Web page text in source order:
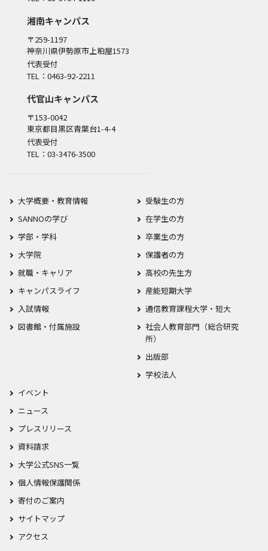
湘南キャンパス
〒259-1197
神奈川県伊勢原市上粕屋1573
代表受付
TEL：0463-92-2211
代官山キャンパス
〒153-0042
東京都目黒区青葉台1-4-4
代表受付
TEL：03-3476-3500
大学概要・教育情報
SANNOの学び
学部・学科
大学院
就職・キャリア
キャンパスライフ
入試情報
図書館・付属施設
受験生の方
在学生の方
卒業生の方
保護者の方
高校の先生方
産能短期大学
通信教育課程大学・短大
社会人教育部門（総合研究
所）
出版部
学校法人
イベント
ニュース
プレスリリース
資料請求
大学公式SNS一覧
個人情報保護関係
寄付のご案内
サイトマップ
アクセス